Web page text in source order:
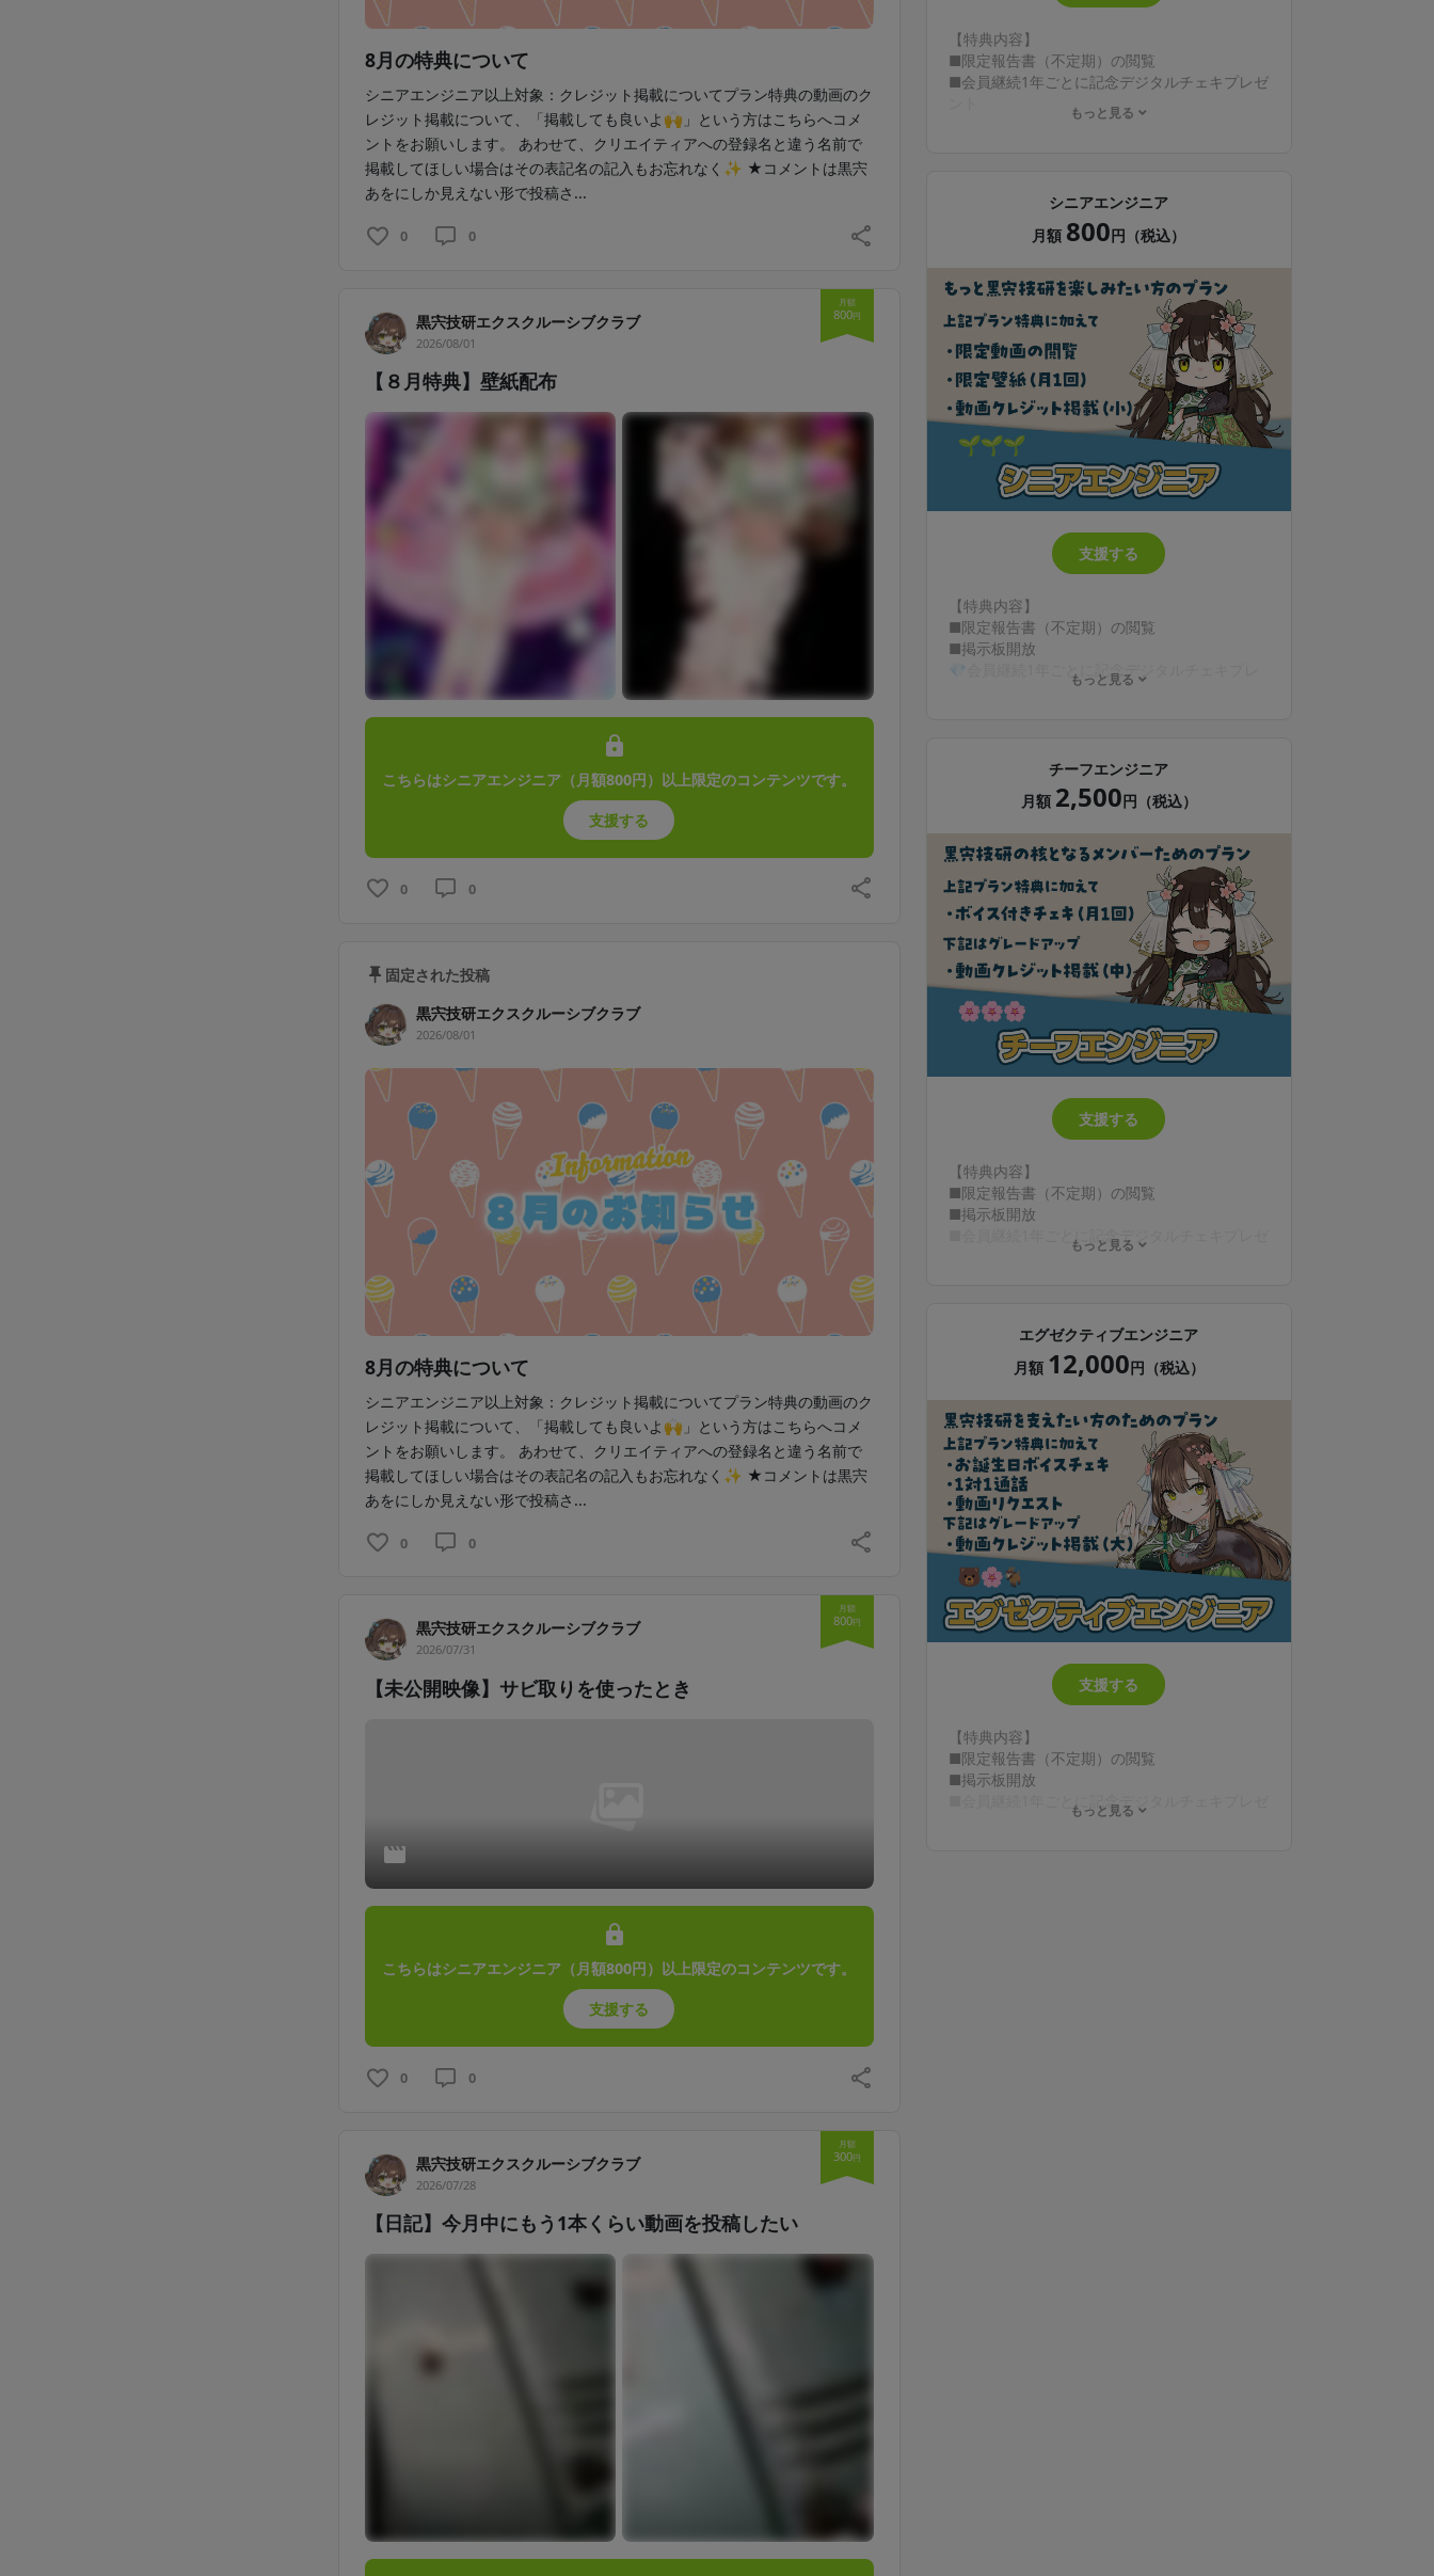
8月の特典について
シニアエンジニア以上対象：クレジット掲載についてプラン特典の動画のク
レジット掲載について、「掲載しても良いよ🙌」という方はこちらへコメ
ントをお願いします。 あわせて、クリエイティアへの登録名と違う名前で
掲載してほしい場合はその表記名の記入もお忘れなく✨ ★コメントは黒宍
あをにしか見えない形で投稿さ...
0 0
黒宍技研エクスクルーシブクラブ
2026/08/01
月額
800円
【８月特典】壁紙配布
こちらはシニアエンジニア（月額800円）以上限定のコンテンツです。
支援する
0 0
固定された投稿
黒宍技研エクスクルーシブクラブ
2026/08/01
8月の特典について
シニアエンジニア以上対象：クレジット掲載についてプラン特典の動画のク
レジット掲載について、「掲載しても良いよ🙌」という方はこちらへコメ
ントをお願いします。 あわせて、クリエイティアへの登録名と違う名前で
掲載してほしい場合はその表記名の記入もお忘れなく✨ ★コメントは黒宍
あをにしか見えない形で投稿さ...
0 0
黒宍技研エクスクルーシブクラブ
2026/07/31
月額
800円
【未公開映像】サビ取りを使ったとき
こちらはシニアエンジニア（月額800円）以上限定のコンテンツです。
支援する
0 0
黒宍技研エクスクルーシブクラブ
2026/07/28
月額
300円
【日記】今月中にもう1本くらい動画を投稿したい
【特典内容】
■限定報告書（不定期）の閲覧
■会員継続1年ごとに記念デジタルチェキプレゼ
もっと見る
シニアエンジニア
月額 800円（税込）
支援する
【特典内容】
■限定報告書（不定期）の閲覧
■掲示板開放
💎会員継続1年ごとに記念デジタルチェキプレ
* 配布画像は動画や配信のサムネ等で使用され
* instaxおよびチェキは、富士フイルム株式会
社の登録商標または商標です
もっと見る
チーフエンジニア
月額 2,500円（税込）
支援する
【特典内容】
■限定報告書（不定期）の閲覧
■掲示板開放
■会員継続1年ごとに記念デジタルチェキプレゼ
💎ボイスメッセージ付きデジタルチェキプレゼ
ント（月1回、お名前入り）
* 配布画像は動画や配信のサムネ等で使用され
る場合があります
* instaxおよびチェキは、富士フイルム株式会
社の登録商標または商標です
もっと見る
エグゼクティブエンジニア
月額 12,000円（税込）
支援する
【特典内容】
■限定報告書（不定期）の閲覧
■掲示板開放
■会員継続1年ごとに記念デジタルチェキプレゼ
もっと見る